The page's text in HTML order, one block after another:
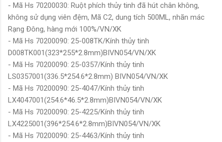
- Mã Hs 70200030: Ruột phích thủy tinh đã hút chân không,
không sử dụng viên đệm, Mã C2, dung tích 500ML, nhãn mác
Rạng Đông, hàng mới 100%/VN/XK
- Mã Hs 70200090: 25-008TK/Kính thủy tinh
D008TK001(323*255*2.8mm)BIVN054/VN/XK
- Mã Hs 70200090: 25-0357/Kính thủy tinh
LS0357001(336.5*254.6*2.8mm) BIVN054/VN/XK
- Mã Hs 70200090: 25-4047/Kính thủy tinh
LX4047001(254.6*46.5*2.8mm)BIVN054/VN/XK
- Mã Hs 70200090: 25-4225/Kính thủy tinh
LX4225001(396*254.6*2.8mm)BIVN054/VN/XK
- Mã Hs 70200090: 25-4463/Kính thủy tinh